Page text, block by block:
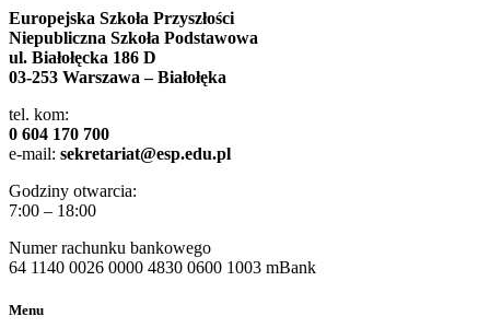
Europejska Szkoła Przyszłości
Niepubliczna Szkoła Podstawowa
ul. Białołęcka 186 D
03-253 Warszawa – Białołęka
tel. kom:
0 604 170 700
e-mail: sekretariat@esp.edu.pl
Godziny otwarcia:
7:00 – 18:00
Numer rachunku bankowego
64 1140 0026 0000 4830 0600 1003 mBank
Menu